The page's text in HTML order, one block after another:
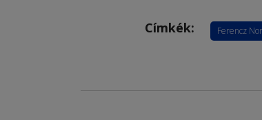
Címkék: Ferencz